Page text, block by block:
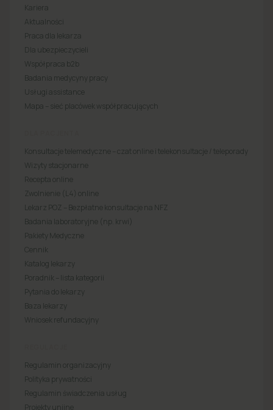
Kariera
Aktualności
Praca dla lekarza
Dla ubezpieczycieli
Współpraca b2b
Badania medycyny pracy
Usługi assistance
Mapa – sieć placówek współpracujących
Konsultacje telemedyczne – czat online i telekonsultacje / teleporady
Wizyty stacjonarne
Recepta online
Zwolnienie (L4) online
Lekarz POZ – Bezpłatne konsultacje na NFZ
Badania laboratoryjne (np. krwi)
Pakiety Medyczne
Cennik
Katalog lekarzy
Poradnik – lista kategorii
Pytania do lekarzy
Baza lekarzy
Wniosek refundacyjny
Regulamin organizacyjny
Polityka prywatności
Regulamin świadczenia usług
Projekty unijne